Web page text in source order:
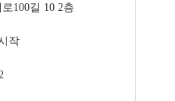
100길 10 2층
작